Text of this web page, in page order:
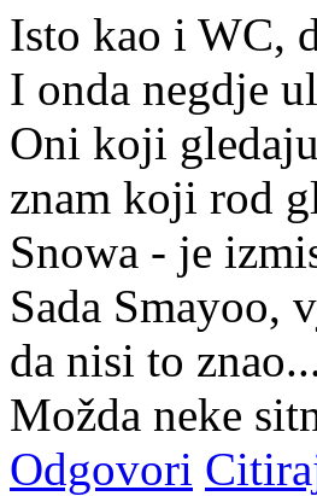
Isto kao i WC,
I onda negdje
Oni koji
znam koji rod
Snowa - je
Sada Smayoo,
da nisi to
Možda neke
Odgovori